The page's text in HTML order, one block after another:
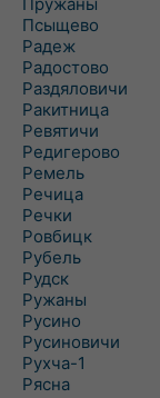
Псыщево
Радеж
Радостово
Раздяловичи
Ракитница
Ревятичи
Редигерово
Ремель
Речица
Речки
Ровбицк
Рубель
Рудск
Ружаны
Русино
Русиновичи
Рухча-1
Рясна